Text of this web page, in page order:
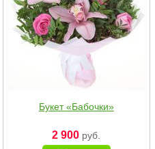
Букет «Бабочки»
2 900 руб.